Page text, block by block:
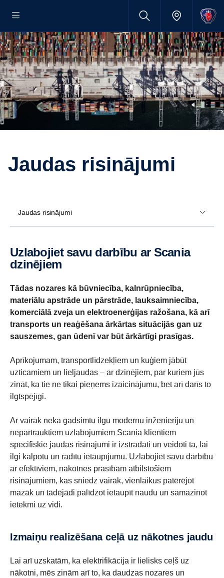
Jaudas risinājumi
Jaudas risinājumi
Uzlabojiet savu darbību ar Scania
dzinējiem
Tādas nozares kā būvniecība, kalnrūpniecība,
materiālu apstrāde un pārstrāde, lauksaimniecība,
komerciālā zveja un elektroenerģijas ražošana, kā arī
transports un reaģēšana ārkārtas situācijās gan uz
sauszemes, gan ūdenī var būt ārkārtīgi prasīgas.
Aprīkojumam, transportlīdzekļiem un kuģiem jābūt
uzticamiem un lieljaudas – ar dzinējiem, par kuriem jūs
zināt, ka tie ne tikai pieņems izaicinājumu, bet arī darīs to
ilgtspējīgi.
Ar vairāk nekā gadsimtu ilgu modernu inženieriju un
nepārtrauktiem uzlabojumiem Scania klientiem
specifiskie jaudas risinājumi ir izstrādāti un veidoti tā, lai
ilgi kalpotu un radītu ietaupījumu. Uzlabojiet savu darbību
ar efektīviem, nākotnes prasībām atbilstošiem
risinājumiem, kas sniedz vairāk, vienlaikus patērējot
mazāk un tādējādi palīdzot ietaupīt naudu un samazinot
ietekmi uz vidi.
Izmaiņu realizēšana ceļā uz nākotnes jaudu
Lai arī uzskatām, ka elektrifikācija ir lielisks ceļš uz
nākotni, mēs zinām arī to, ka daudzas nozares un